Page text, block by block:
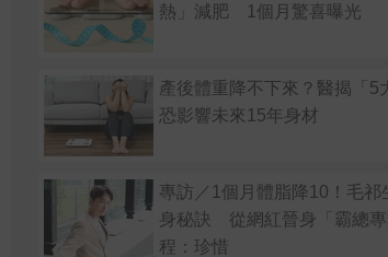
熱」減肥 1個月驚喜曝光
產後體重降不下來？醫揭「
恐影響未來15年身材
專訪／1個月體脂降10！毛祁
身秘訣 從網紅晉身「霸總
程：珍惜